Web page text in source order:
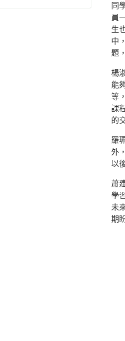
同
員
生
中
題
楊
能
等
課
的
羅
外
以
蕭
學
未
期